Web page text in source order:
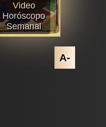
Video
Horóscopo
Semanal
A-